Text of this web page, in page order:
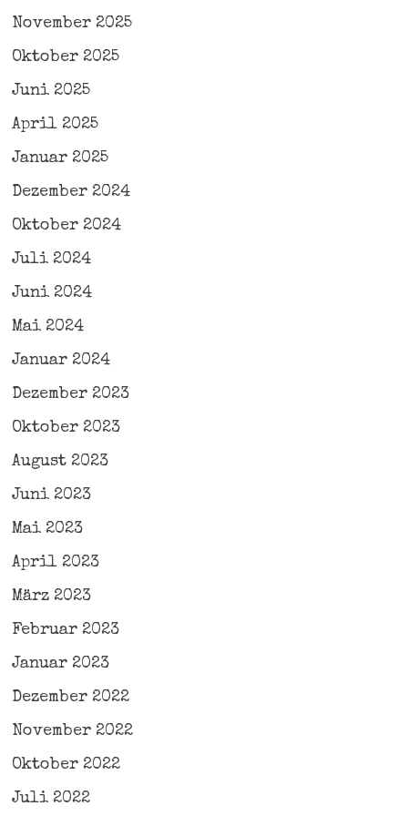
November 2025
Oktober 2025
Juni 2025
April 2025
Januar 2025
Dezember 2024
Oktober 2024
Juli 2024
Juni 2024
Mai 2024
Januar 2024
Dezember 2023
Oktober 2023
August 2023
Juni 2023
Mai 2023
April 2023
März 2023
Februar 2023
Januar 2023
Dezember 2022
November 2022
Oktober 2022
Juli 2022